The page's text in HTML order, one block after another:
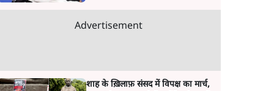
Advertisement
शाह के ख़िलाफ़ संसद में विपक्ष का मार्च,